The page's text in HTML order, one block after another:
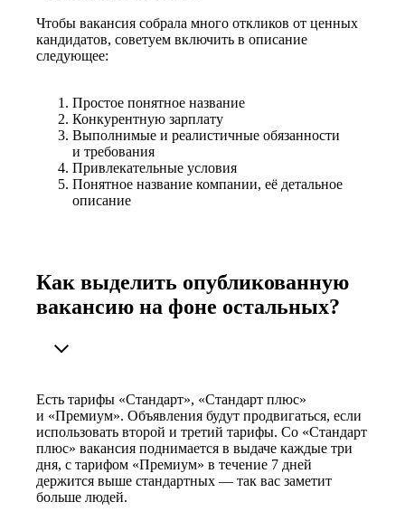
Чтобы вакансия собрала много откликов от ценных
кандидатов, советуем включить в описание
следующее:
Простое понятное название
Конкурентную зарплату
Выполнимые и реалистичные обязанности
и требования
Привлекательные условия
Понятное название компании, её детальное
описание
Как выделить опубликованную
вакансию на фоне остальных?
Есть тарифы «Стандарт», «Стандарт плюс»
и «Премиум». Объявления будут продвигаться, если
использовать второй и третий тарифы. Со «Стандарт
плюс» вакансия поднимается в выдаче каждые три
дня, с тарифом «Премиум» в течение 7 дней
держится выше стандартных — так вас заметит
больше людей.